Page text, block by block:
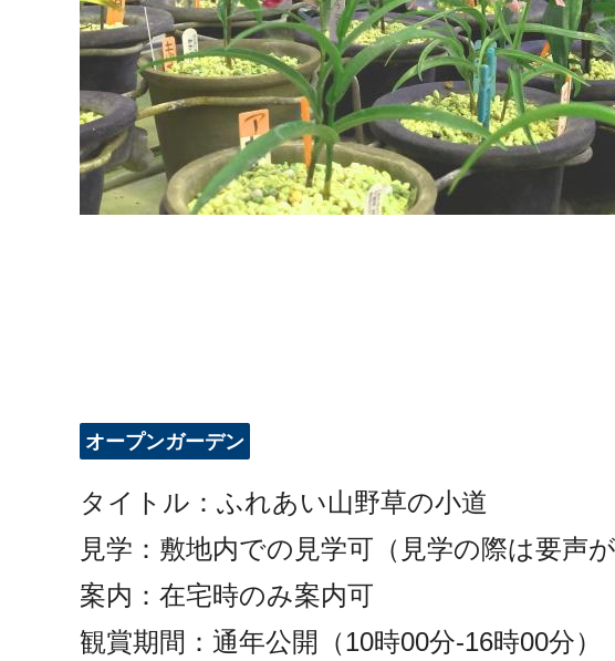
オープンガーデン
タイトル：ふれあい山野草の小道
見学：敷地内での見学可（見学の際は要声が
案内：在宅時のみ案内可
観賞期間：通年公開（10時00分-16時00分）